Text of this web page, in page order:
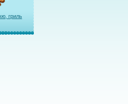
гриль